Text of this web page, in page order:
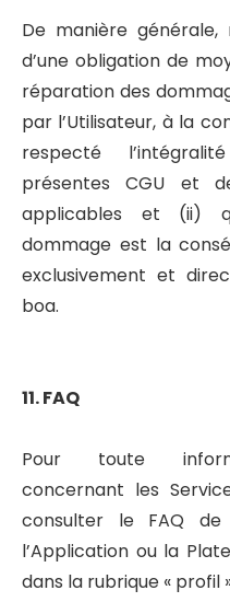
De manière
d’une obligation de
réparation des
par l’Utilisateur, à la
respecté
présentes CGU et
applicables et (ii)
dommage est la
exclusivement et
boa.
11. FAQ
Pour toute
concernant les
consulter le FAQ
l’Application ou la
dans la rubrique « profil